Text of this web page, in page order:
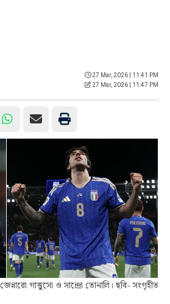
27 Mar, 2026 | 11:41 PM
27 Mar, 2026 | 11:47 PM
জেন্নারো গাত্তুসো ও সান্দ্রো তোনালি। ছবি- সংগৃহীত